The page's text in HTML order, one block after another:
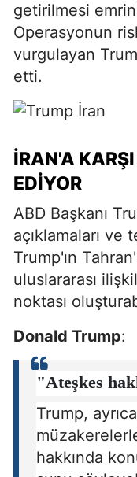
getirilmesi
Operasyonun
vurgulayan
etti.
İRAN'A
EDIYOR
ABD Başkanı
açıklamaları
Trump'ın
uluslararası
noktası
Donald Trump:
"Ateşkes
Trump,
hakkında